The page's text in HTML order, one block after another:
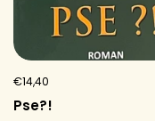
€14,40
Pse?!